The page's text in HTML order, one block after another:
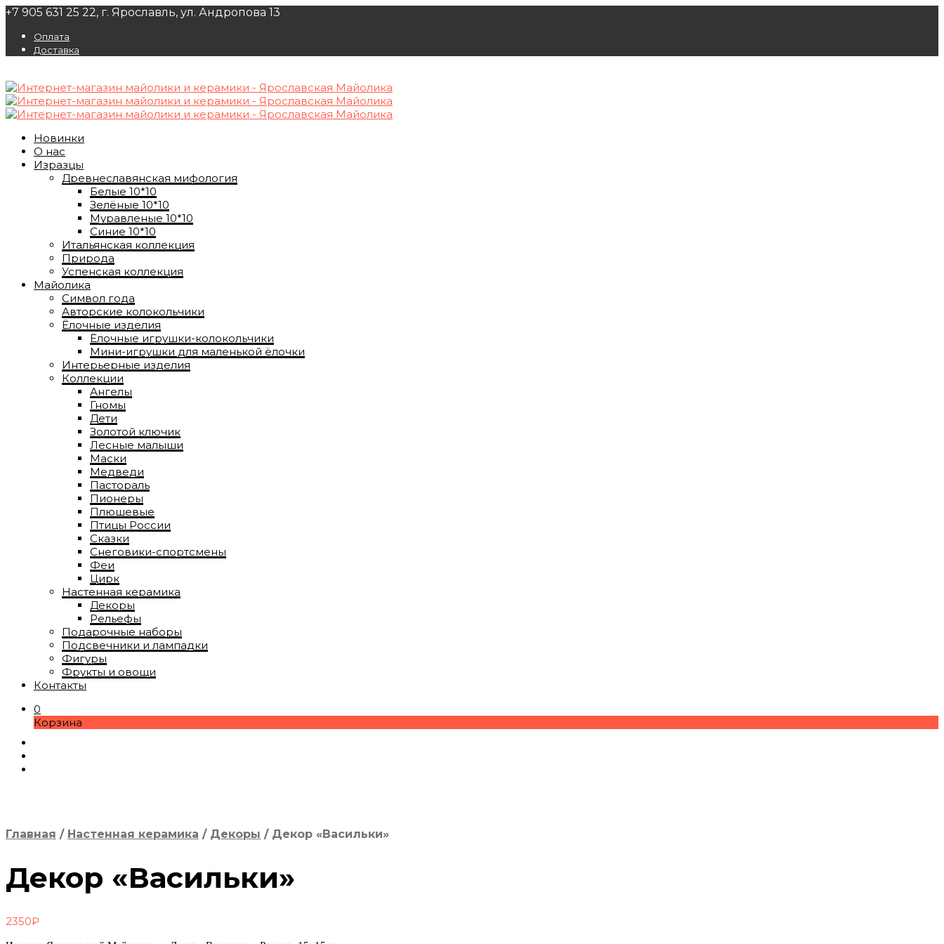
+7 905 631 25 22, г. Ярославль, ул. Андропова 13
Оплата
Доставка
Новинки
О нас
Изразцы
Древнеславянская мифология
Белые 10*10
Зелёные 10*10
Муравленые 10*10
Синие 10*10
Итальянская коллекция
Природа
Успенская коллекция
Майолика
Символ года
Авторские колокольчики
Ёлочные изделия
Ёлочные игрушки-колокольчики
Мини-игрушки для маленькой ёлочки
Интерьерные изделия
Коллекции
Ангелы
Гномы
Дети
Золотой ключик
Лесные малыши
Маски
Медведи
Пастораль
Пионеры
Плюшевые
Птицы России
Сказки
Снеговики-спортсмены
Феи
Цирк
Настенная керамика
Декоры
Рельефы
Подарочные наборы
Подсвечники и лампадки
Фигуры
Фрукты и овощи
Контакты
0
Корзина
Главная / Настенная керамика / Декоры /Декор «Васильки»
Декор «Васильки»
2350₽